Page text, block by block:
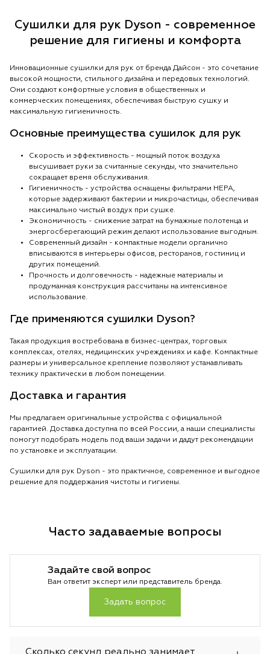
Сушилки для рук Dyson - современное
решение для гигиены и комфорта
Инновационные сушилки для рук от бренда Дайсон - это сочетание
высокой мощности, стильного дизайна и передовых технологий.
Они создают комфортные условия в общественных и
коммерческих помещениях, обеспечивая быструю сушку и
максимальную гигиеничность.
Основные преимущества сушилок для рук
Скорость и эффективность - мощный поток воздуха
высушивает руки за считанные секунды, что значительно
сокращает время обслуживания.
Гигиеничность - устройства оснащены фильтрами HEPA,
которые задерживают бактерии и микрочастицы, обеспечивая
максимально чистый воздух при сушке.
Экономичность - снижение затрат на бумажные полотенца и
энергосберегающий режим делают использование выгодным.
Современный дизайн - компактные модели органично
вписываются в интерьеры офисов, ресторанов, гостиниц и
других помещений.
Прочность и долговечность - надежные материалы и
продуманная конструкция рассчитаны на интенсивное
использование.
Где применяются сушилки Dyson?
Такая продукция востребована в бизнес-центрах, торговых
комплексах, отелях, медицинских учреждениях и кафе. Компактные
размеры и универсальное крепление позволяют устанавливать
технику практически в любом помещении.
Доставка и гарантия
Мы предлагаем оригинальные устройства с официальной
гарантией. Доставка доступна по всей России, а наши специалисты
помогут подобрать модель под ваши задачи и дадут рекомендации
по установке и эксплуатации.
Сушилки для рук Dyson - это практичное, современное и выгодное
решение для поддержания чистоты и гигиены.
Часто задаваемые вопросы
Задайте свой вопрос
Вам ответит эксперт или представитель бренда.
Задать вопрос